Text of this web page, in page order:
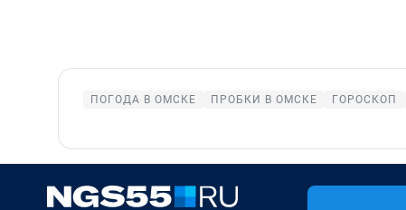
ПОГОДА В ОМСКЕ ПРОБКИ В ОМСКЕ ГОРОСКОП